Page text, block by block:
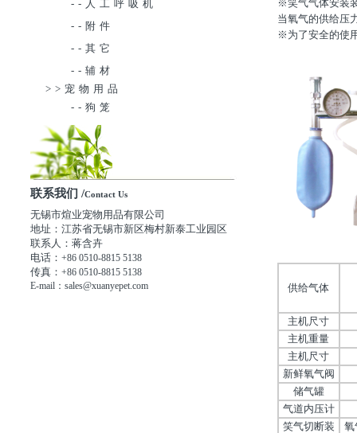
--人工呼吸机
--附件
--其它
--辅材
>>宠物用品
--狗笼
联系我们 /Contact Us
无锡市煊业宠物用品有限公司
地址：江苏省无锡市新区梅村新泰工业园区
联系人：蒋含卉
电话： +86 0510-8815 5138
传真： +86 0510-8815 5138
E-mail：sales@xuanyepet.com
※笑气气体安装
当氧气的供给压
※为了安全的使
供给气体
主机尺寸
主机重量
主机尺寸
新鲜氧气阀
储气罐
气道内压计
笑气切断装
氧